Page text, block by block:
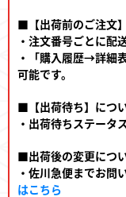
■【出荷前のご注文
・注文番号ごとに配
・「購入履歴→詳細
可能です。
■【出荷待ち】につ
・出荷待ちステータ
■出荷後の変更につ
・佐川急便までお問
はこちら